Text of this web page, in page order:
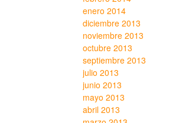
enero 2014
diciembre 2013
noviembre 2013
octubre 2013
septiembre 2013
julio 2013
junio 2013
mayo 2013
abril 2013